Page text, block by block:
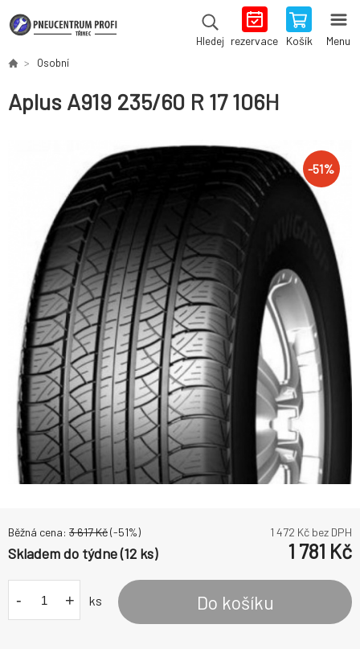
Hledej rezervace Košík Menu
Osobní
Aplus A919 235/60 R 17 106H
-51%
Běžná cena: 3 617Kč(-51%) 1 472 Kč bez DPH
Skladem do týdne (12 ks) 1 781 Kč
- + ks Do košíku